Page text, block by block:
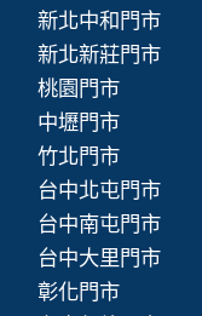
新北中和門市
新北新莊門市
桃園門市
中壢門市
竹北門市
台中北屯門市
台中南屯門市
台中大里門市
彰化門市